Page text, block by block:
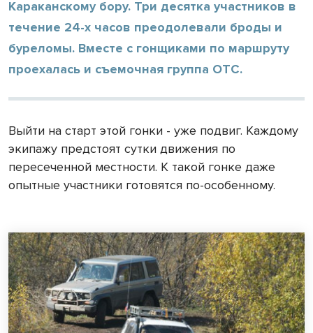
Караканскому бору. Три десятка участников в
течение 24-х часов преодолевали броды и
буреломы. Вместе с гонщиками по маршруту
проехалась и съемочная группа ОТС.
Выйти на старт этой гонки - уже подвиг. Каждому
экипажу предстоят сутки движения по
пересеченной местности. К такой гонке даже
опытные участники готовятся по-особенному.